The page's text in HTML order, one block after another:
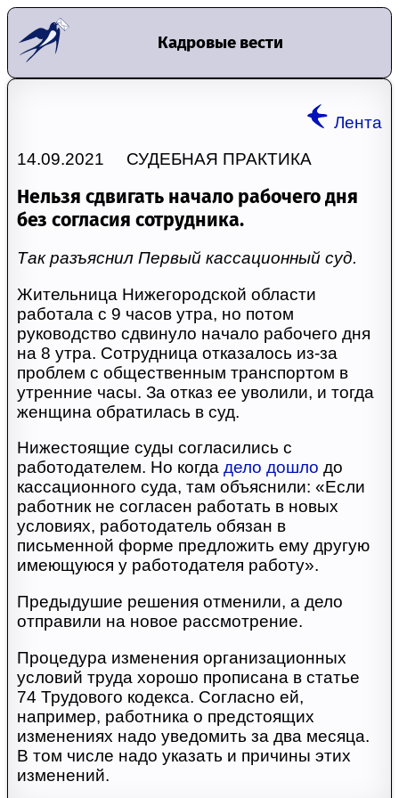
Кадровые вести
Лента
14.09.2021 СУДЕБНАЯ ПРАКТИКА
Нельзя сдвигать начало рабочего дня
без согласия сотрудника.
Так разъяснил Первый кассационный суд.
Жительница Нижегородской области
работала с 9 часов утра, но потом
руководство сдвинуло начало рабочего дня
на 8 утра. Сотрудница отказалось из-за
проблем с общественным транспортом в
утренние часы. За отказ ее уволили, и тогда
женщина обратилась в суд.
Нижестоящие суды согласились с
работодателем. Но когда дело дошло до
кассационного суда, там объяснили: «Если
работник не согласен работать в новых
условиях, работодатель обязан в
письменной форме предложить ему другую
имеющуюся у работодателя работу».
Предыдушие решения отменили, а дело
отправили на новое рассмотрение.
Процедура изменения организационных
условий труда хорошо прописана в статье
74 Трудового кодекса. Согласно ей,
например, работника о предстоящих
изменениях надо уведомить за два месяца.
В том числе надо указать и причины этих
изменений.